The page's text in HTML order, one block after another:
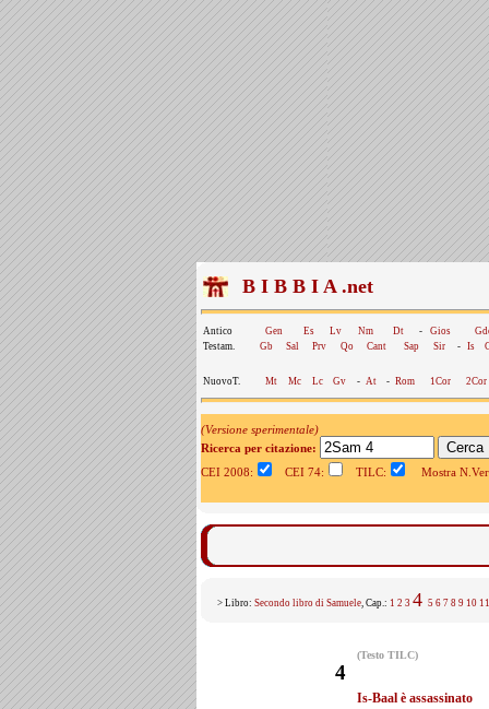
B I B B I A .net
Antico Gen Es Lv Nm Dt - Gios
Testam.
Gb Sal Prv Qo Cant Sap Sir - Is
NuovoT. Mt Mc Lc Gv - At - Rom 1Cor 2Cor
(Versione sperimentale)
Ricerca per citazione:
CEI 2008:
CEI 74: TILC: Mostra
> Libro: Secondo libro di Samuele, Cap.: 1 2 3 4 5 6 7 8 9 10 11
(Testo TILC)
4
Is-Baal è assassinato